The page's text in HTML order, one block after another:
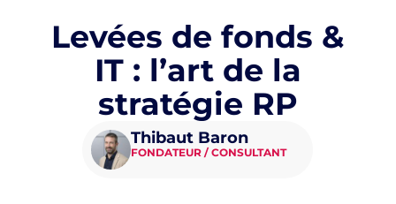
Levées de fonds &
IT : l’art de la
stratégie RP
Thibaut Baron
FONDATEUR / CONSULTANT